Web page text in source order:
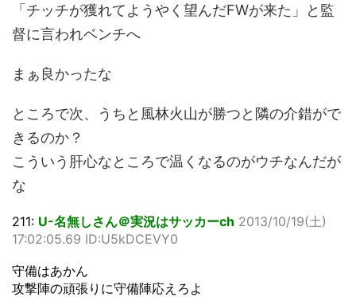
「チッチが獲れてようやく望んだFWが来た」と監
督に言われベンチへ
まぁ良かったな
ところで次、うちと風林火山が勝つと隣の介錯がで
きるのか？
こういう肝心なところで温くなるのがウチなんだが
な
211: U-名無しさん＠実況はサッカーch 2013/10/19(土)
17:02:05.69 ID:U5kDCEVY0
守備はあかん
攻撃陣の頑張りに守備陣応えろよ